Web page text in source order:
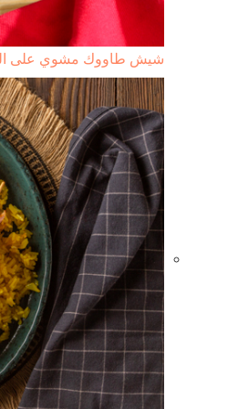
شيش طاووك مشوي على